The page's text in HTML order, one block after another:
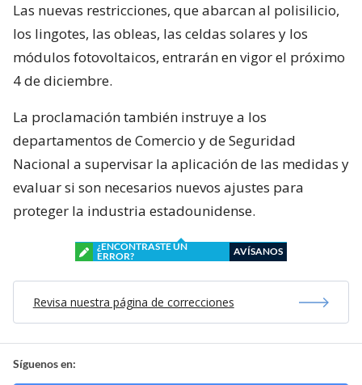
Las nuevas restricciones, que abarcan al polisilicio,
los lingotes, las obleas, las celdas solares y los
módulos fotovoltaicos, entrarán en vigor el próximo
4 de diciembre.
La proclamación también instruye a los
departamentos de Comercio y de Seguridad
Nacional a supervisar la aplicación de las medidas y
evaluar si son necesarios nuevos ajustes para
proteger la industria estadounidense.
¿ENCONTRASTE UN
ERROR?
AVÍSANOS
Revisa nuestra página de correcciones
Síguenos en: